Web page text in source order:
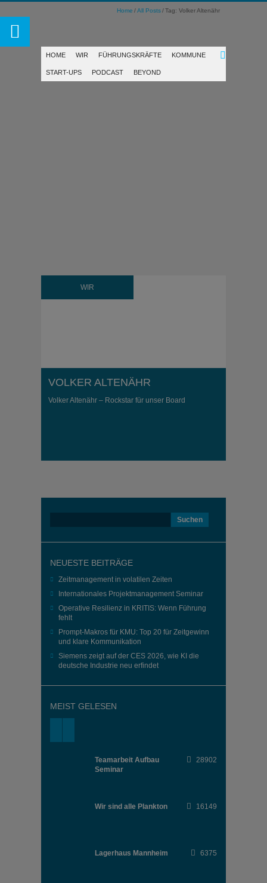
Home All Posts Tag: Volker Altenähr
HOME WIR FÜHRUNGSKRÄFTE KOMMUNE
START-UPS PODCAST BEYOND
WIR
VOLKER ALTENÄHR
Volker Altenähr – Rockstar für unser Board
NEUESTE BEITRÄGE
Zeitmanagement in volatilen Zeiten
Internationales Projektmanagement Seminar
Operative Resilienz in KRITIS: Wenn Führung
fehlt
Prompt-Makros für KMU: Top 20 für Zeitgewinn
und klare Kommunikation
Siemens zeigt auf der CES 2026, wie KI die
deutsche Industrie neu erfindet
MEIST GELESEN
Teamarbeit Aufbau
Seminar
28902
Wir sind alle Plankton 16149
Lagerhaus Mannheim 6375